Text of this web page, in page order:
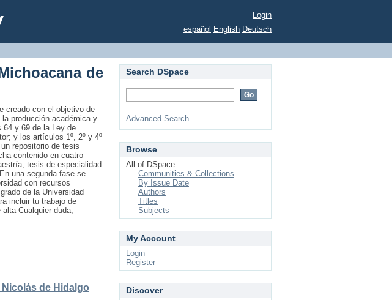
Login
español English Deutsch
de
creado con el objetivo de
producción académica y
64 y 69 de la Ley de
y los artículos 1º, 2º y 4º
repositorio de tesis
contenido en cuatro
tesis de especialidad
una segunda fase se
con recursos
de la Universidad
incluir tu trabajo de
Cualquier duda,
de Hidalgo
Search DSpace
Advanced Search
Browse
All of DSpace
Communities & Collections
By Issue Date
Authors
Titles
Subjects
My Account
Login
Register
Discover